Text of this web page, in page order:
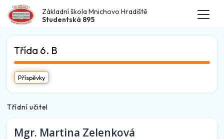
Základní škola Mnichovo Hradiště
Studentská 895
Třída 6. B
Příspěvky
Třídní učitel
Mgr. Martina Zelenková